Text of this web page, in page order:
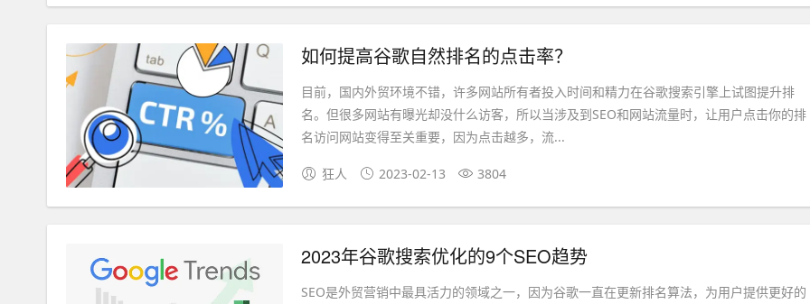
如何提高谷歌自然排名的点击率？
目前，国内外贸环境不错，许多网站所有者投入时间和精力在谷歌搜索引擎上试图提升排
名。但很多网站有曝光却没什么访客，所以当涉及到SEO和网站流量时，让用户点击你的排
名访问网站变得至关重要，因为点击越多，流...
狂人 2023-02-13 3804
2023年谷歌搜索优化的9个SEO趋势
SEO是外贸营销中最具活力的领域之一，因为谷歌一直在更新排名算法，为用户提供更好的